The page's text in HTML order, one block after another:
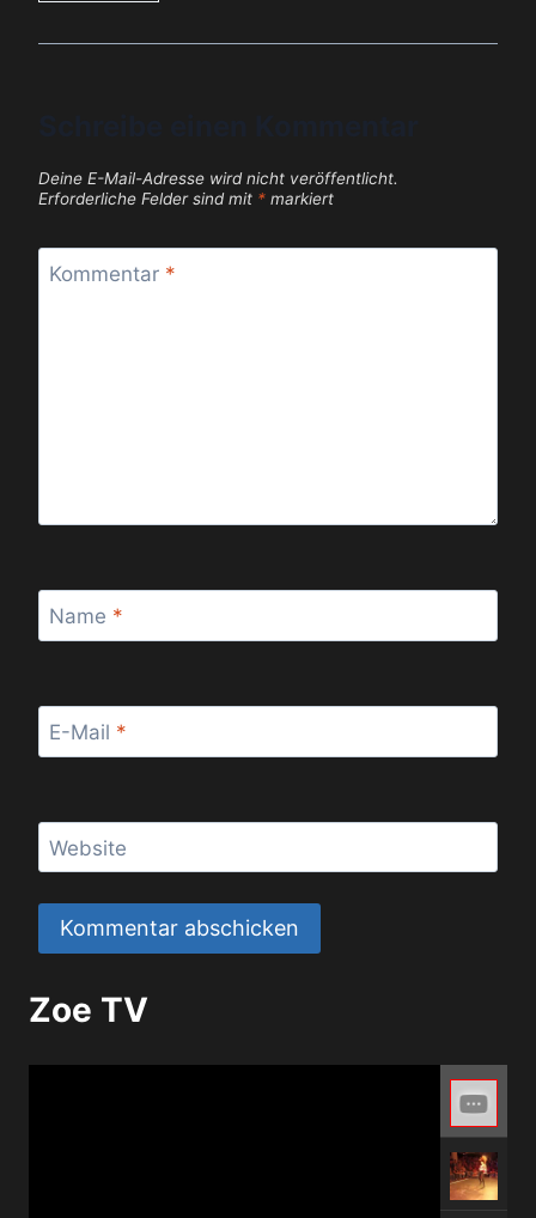
Deine E-Mail-Adresse wird nicht veröffentlicht.
Erforderliche Felder sind mit * markiert
Kommentar *
Name *
E-Mail *
Website
Zoe TV